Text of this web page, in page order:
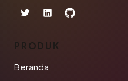
PRODUK
Beranda